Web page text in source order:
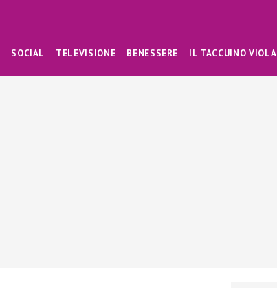
SOCIAL TELEVISIONE BENESSERE IL TACCUINO VIOLA